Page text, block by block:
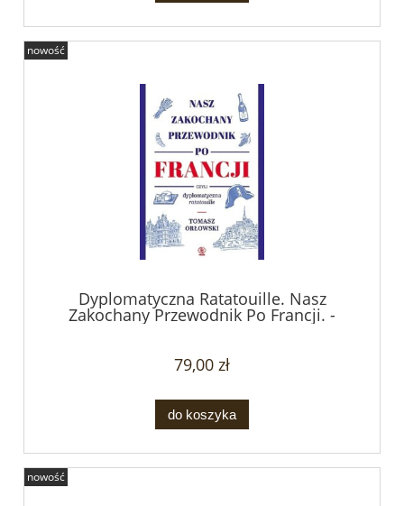
Dyplomatyczna Ratatouille. Nasz
Zakochany Przewodnik Po Francji. -
Tomasz Orłowski
79,00 zł
do koszyka
nowość
nowość